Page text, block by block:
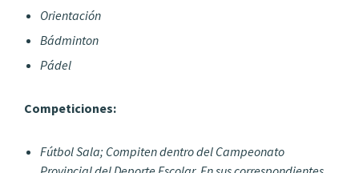
Orientación
Bádminton
Pádel
Competiciones:
Fútbol Sala; Compiten dentro del Campeonato